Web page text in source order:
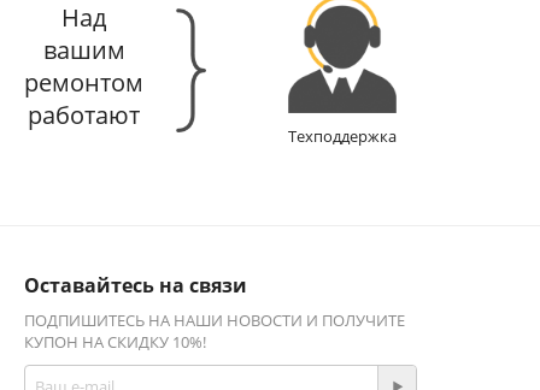
Над
вашим
ремонтом
работают
Техподдержка
Оставайтесь на связи
ПОДПИШИТЕСЬ НА НАШИ НОВОСТИ И ПОЛУЧИТЕ
КУПОН НА СКИДКУ 10%!